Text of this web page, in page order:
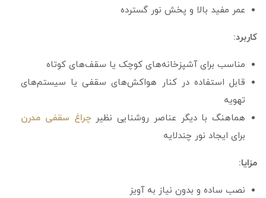
عمر مفید بالا و پخش نور گسترده
کاربرد:
مناسب برای آشپزخانه‌های کوچک یا سقف‌های کوتاه
قابل استفاده در کنار هواکش‌های سقفی یا سیستم‌های
تهویه
هماهنگ با دیگر عناصر روشنایی نظیرچراغ سقفی مدرن
برای ایجاد نور چندلایه
مزایا:
نصب ساده و بدون نیاز به آویز